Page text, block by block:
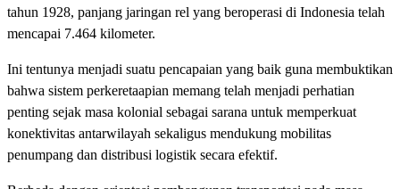
tahun 1928, panjang jaringan rel yang beroperasi di Indonesia telah
mencapai 7.464 kilometer.
Ini tentunya menjadi suatu pencapaian yang baik guna membuktikan
bahwa sistem perkeretaapian memang telah menjadi perhatian
penting sejak masa kolonial sebagai sarana untuk memperkuat
konektivitas antarwilayah sekaligus mendukung mobilitas
penumpang dan distribusi logistik secara efektif.